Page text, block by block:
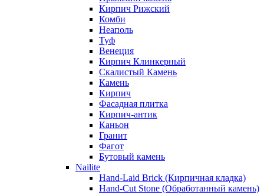
Кирпич Рижский
Комби
Неаполь
Туф
Венеция
Кирпич Клинкерный
Скалистый Камень
Камень
Кирпич
Фасадная плитка
Кирпич-антик
Каньон
Гранит
Фагот
Бутовый камень
Nailite
Hand-Laid Brick (Кирпичная кладка)
Hand-Cut Stone (Обработанный камень)